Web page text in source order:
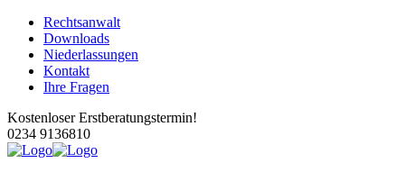
Rechtsanwalt
Downloads
Niederlassungen
Kontakt
Ihre Fragen
Kostenloser Erstberatungstermin!
0234 9136810